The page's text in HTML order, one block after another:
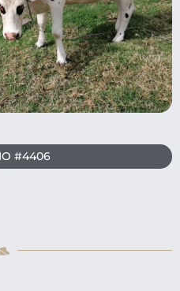
#4406